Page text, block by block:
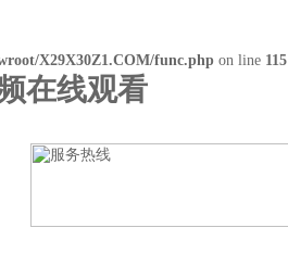
X29X30Z1.COM/func.php on line 115
在线观看